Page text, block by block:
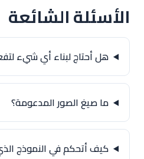
الأسئلة الشائعة
هل أحتاج لبناء أي شيء
ما صيغ الصور المدعومة؟
كيف أتحكم في النموذج